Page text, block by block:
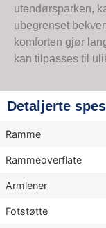
utendørsparken,
ubegrenset
komforten gjør
kan tilpasses til
Detaljerte
Ramme
Rammeoverflate
Armlener
Fotstøtte